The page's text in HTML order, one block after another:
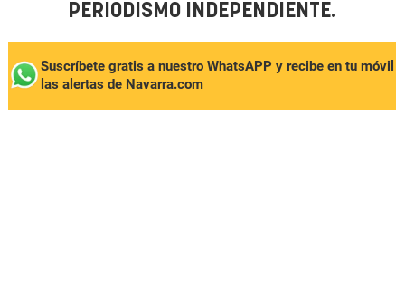
PERIODISMO INDEPENDIENTE.
Suscríbete gratis a nuestro WhatsAPP y recibe en tu móvil
las alertas de Navarra.com